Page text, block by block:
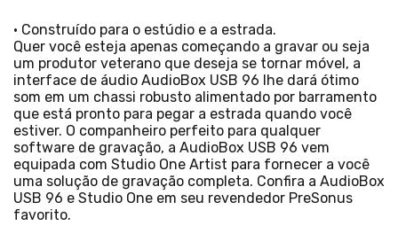
• Construído para o estúdio e a estrada.
Quer você esteja apenas começando a gravar ou seja
um produtor veterano que deseja se tornar móvel, a
interface de áudio AudioBox USB 96 lhe dará ótimo
som em um chassi robusto alimentado por barramento
que está pronto para pegar a estrada quando você
estiver. O companheiro perfeito para qualquer
software de gravação, a AudioBox USB 96 vem
equipada com Studio One Artist para fornecer a você
uma solução de gravação completa. Confira a AudioBox
USB 96 e Studio One em seu revendedor PreSonus
favorito.